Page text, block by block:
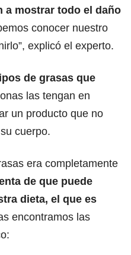
a mostrar todo el daño
conocer nuestro
explicó el experto.
de grasas que
las tengan en
un producto que no
cuerpo.
era completamente
de que puede
dieta, el que es
encontramos las